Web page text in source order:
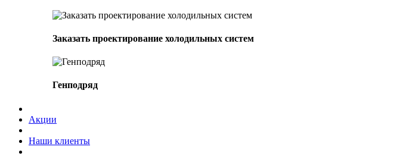
Заказать проектирование холодильных систем
Генподряд
Акции
Наши клиенты